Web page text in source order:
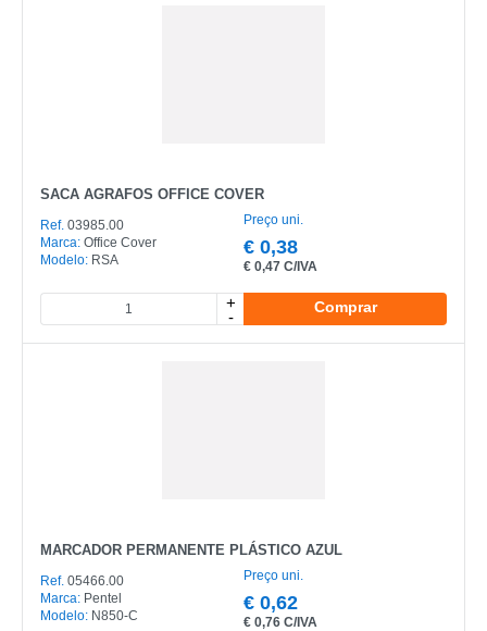
SACA AGRAFOS OFFICE COVER
Ref. 03985.00
Marca: Office Cover
Modelo: RSA
Preço uni.
€ 0,38
€ 0,47 C/IVA
+
-
Comprar
MARCADOR PERMANENTE PLÁSTICO AZUL
Ref. 05466.00
Marca: Pentel
Modelo: N850-C
Preço uni.
€ 0,62
€ 0,76 C/IVA